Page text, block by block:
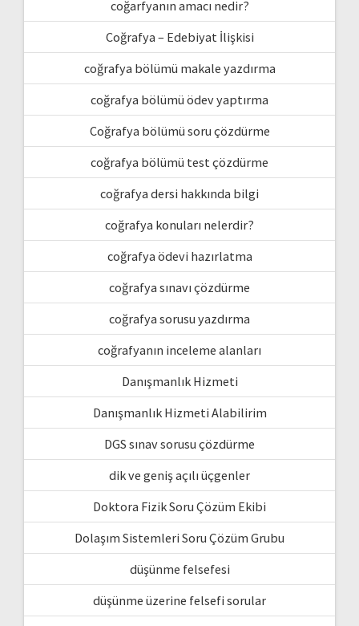
coğarfyanın amacı nedir?
Coğrafya – Edebiyat İlişkisi
coğrafya bölümü makale yazdırma
coğrafya bölümü ödev yaptırma
Coğrafya bölümü soru çözdürme
coğrafya bölümü test çözdürme
coğrafya dersi hakkında bilgi
coğrafya konuları nelerdir?
coğrafya ödevi hazırlatma
coğrafya sınavı çözdürme
coğrafya sorusu yazdırma
coğrafyanın inceleme alanları
Danışmanlık Hizmeti
Danışmanlık Hizmeti Alabilirim
DGS sınav sorusu çözdürme
dik ve geniş açılı üçgenler
Doktora Fizik Soru Çözüm Ekibi
Dolaşım Sistemleri Soru Çözüm Grubu
düşünme felsefesi
düşünme üzerine felsefi sorular